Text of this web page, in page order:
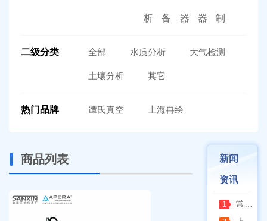
析 备 器 器 制
二级分类 全部 水质分析 大气检测
土壤分析 其它
热门品牌 谭氏真空 上海冉绘
商品列表 新闻
资讯
1 常熟雪科实验室制冰机日常保养要点